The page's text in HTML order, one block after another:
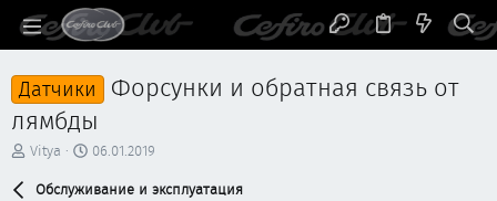
Датчики
Форсунки и обратная связь от
лямбды
А
Vitya
Д
т
06.01.2019
Обслуживание и эксплуатация